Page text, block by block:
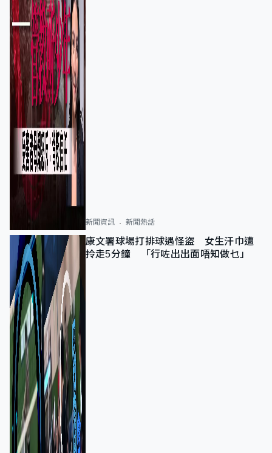
新聞資訊 新聞熱話
康文署球場打排球遇怪盜 女生汗巾遭
拎走5分鐘 「行咗出出面唔知做乜」